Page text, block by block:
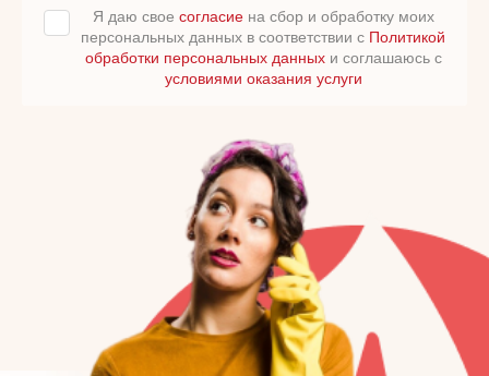
Я даю свое согласиена сбор и обработку моих
персональных данных в соответствии с Политикой
обработки персональных данныхи соглашаюсь с
условиями оказания услуги